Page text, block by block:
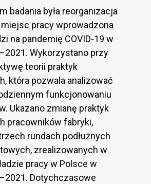
badania była reorganizacja
pracy wprowadzona
na pandemię COVID-19 w
Wykorzystano przy
teorii praktyk
która pozwala analizować
funkcjonowaniu
Ukazano zmianę praktyk
pracowników fabryki,
rundach podłużnych
zrealizowanych w
pracy w Polsce w
Dotychczasowe